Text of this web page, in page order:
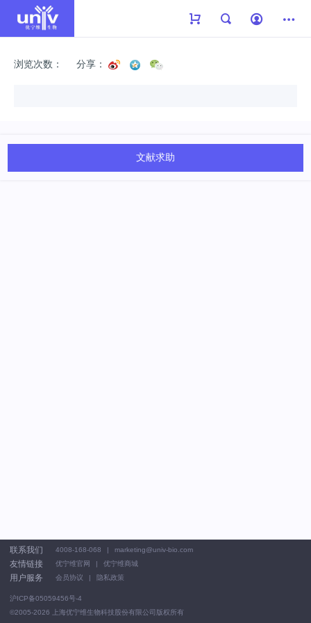
浏览次数： 分享：
文献求助
联系我们 4008-168-068 marketing@univ-bio.com
友情链接 优宁维官网 优宁维商城
用户服务 会员协议 隐私政策
沪ICP备05059456号-4
©2005-2026 上海优宁维生物科技股份有限公司版权所有